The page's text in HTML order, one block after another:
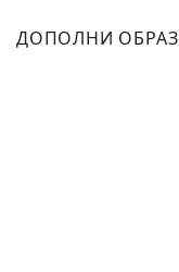
ДОПОЛНИ ОБРАЗ